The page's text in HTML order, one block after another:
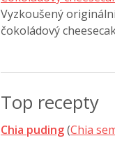
Vyzkoušený
čokoládový
Top recepty
Chia puding(Chia